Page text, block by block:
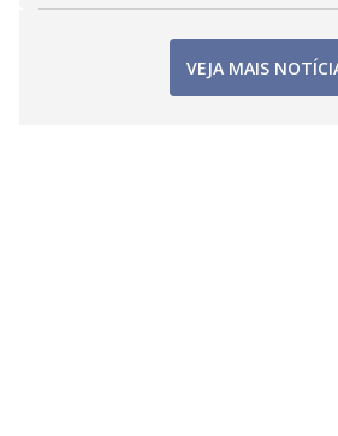
VEJA MAIS